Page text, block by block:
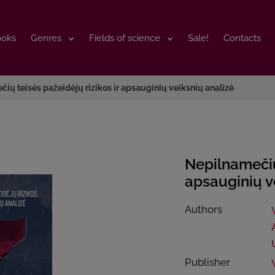
Genres Fields of science Sale! Contacts
Genres Fields of science Sale! Contacts
teisės pažeidėjų rizikos ir apsauginių veiksnių analizė
apsauginių
Authors
Publisher